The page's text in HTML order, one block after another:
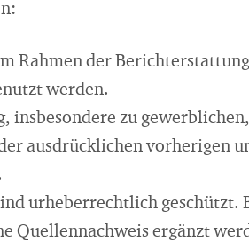
Rahmen der
werden.
insbesondere zu
ausdrücklichen vorherigen
urheberrechtlich geschützt.
Quellennachweis ergänzt